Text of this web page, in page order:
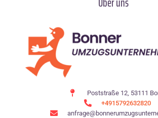
Poststraße 12, 53111
+4915792632820